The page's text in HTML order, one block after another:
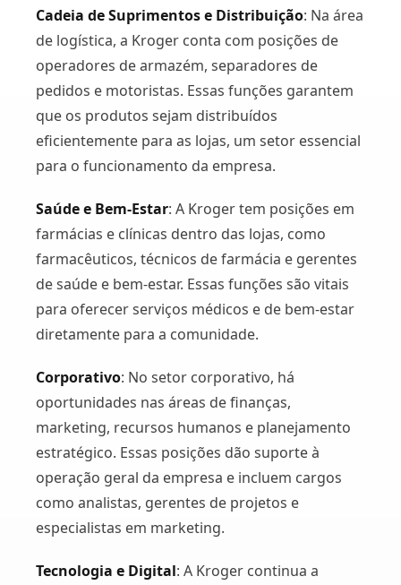
Cadeia de Suprimentos e Distribuição: Na área
de logística, a Kroger conta com posições de
operadores de armazém, separadores de
pedidos e motoristas. Essas funções garantem
que os produtos sejam distribuídos
eficientemente para as lojas, um setor essencial
para o funcionamento da empresa​.
Saúde e Bem-Estar: A Kroger tem posições em
farmácias e clínicas dentro das lojas, como
farmacêuticos, técnicos de farmácia e gerentes
de saúde e bem-estar. Essas funções são vitais
para oferecer serviços médicos e de bem-estar
diretamente para a comunidade​.
Corporativo: No setor corporativo, há
oportunidades nas áreas de finanças,
marketing, recursos humanos e planejamento
estratégico. Essas posições dão suporte à
operação geral da empresa e incluem cargos
como analistas, gerentes de projetos e
especialistas em marketing​.
Tecnologia e Digital: A Kroger continua a